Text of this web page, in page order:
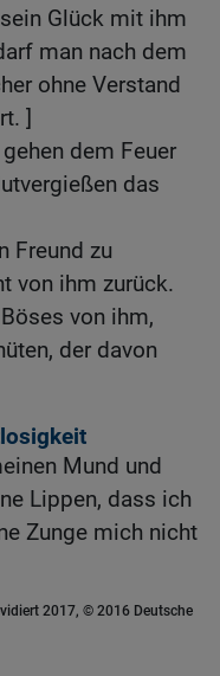
Glück mit ihm
man nach dem
ohne Verstand
]
dem Feuer
das
Freund zu
von ihm zurück.
von ihm,
der davon
Mund und
Lippen, dass ich
Zunge mich nicht
2017, © 2016 Deutsche